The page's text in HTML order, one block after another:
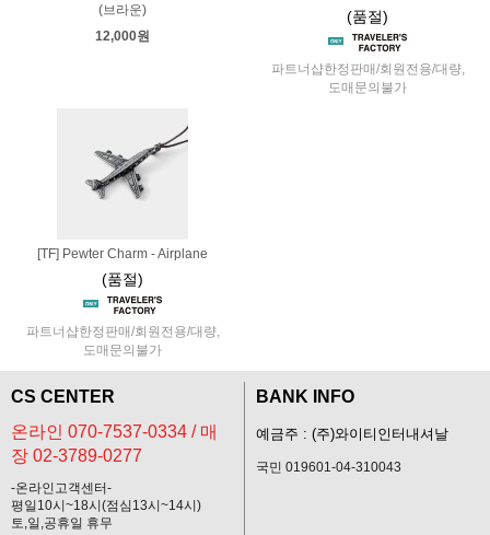
(브라운)
12,000원
(품절)
파트너샵한정판매/회원전용/대량,
도매문의불가
[TF] Pewter Charm - Airplane
(품절)
파트너샵한정판매/회원전용/대량,
도매문의불가
CS CENTER
온라인 070-7537-0334 / 매
장 02-3789-0277
-온라인고객센터-
평일10시~18시(점심13시~14시)
토,일,공휴일 휴무
BANK INFO
예금주 : (주)와이티인터내셔날
국민 019601-04-310043